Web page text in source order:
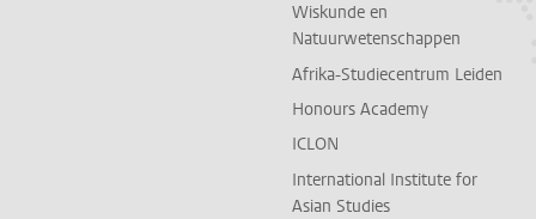
Wiskunde en
Natuurwetenschappen
Afrika-Studiecentrum Leiden
Honours Academy
ICLON
International Institute for
Asian Studies